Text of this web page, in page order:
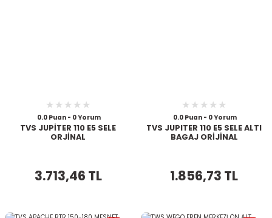
0.0 Puan - 0 Yorum
TVS JUPİTER 110 E5 SELE
ORJİNAL
3.713,46 TL
0.0 Puan - 0 Yorum
TVS JUPITER 110 E5 SELE ALTI
BAGAJ ORİJİNAL
1.856,73 TL